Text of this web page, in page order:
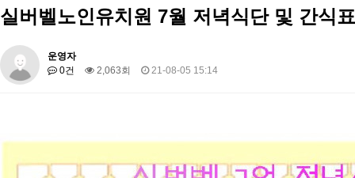
실버벨노인유치원 7월 저녁식단 및 간식
운영자
0건
2,063회 21-08-05 15:14